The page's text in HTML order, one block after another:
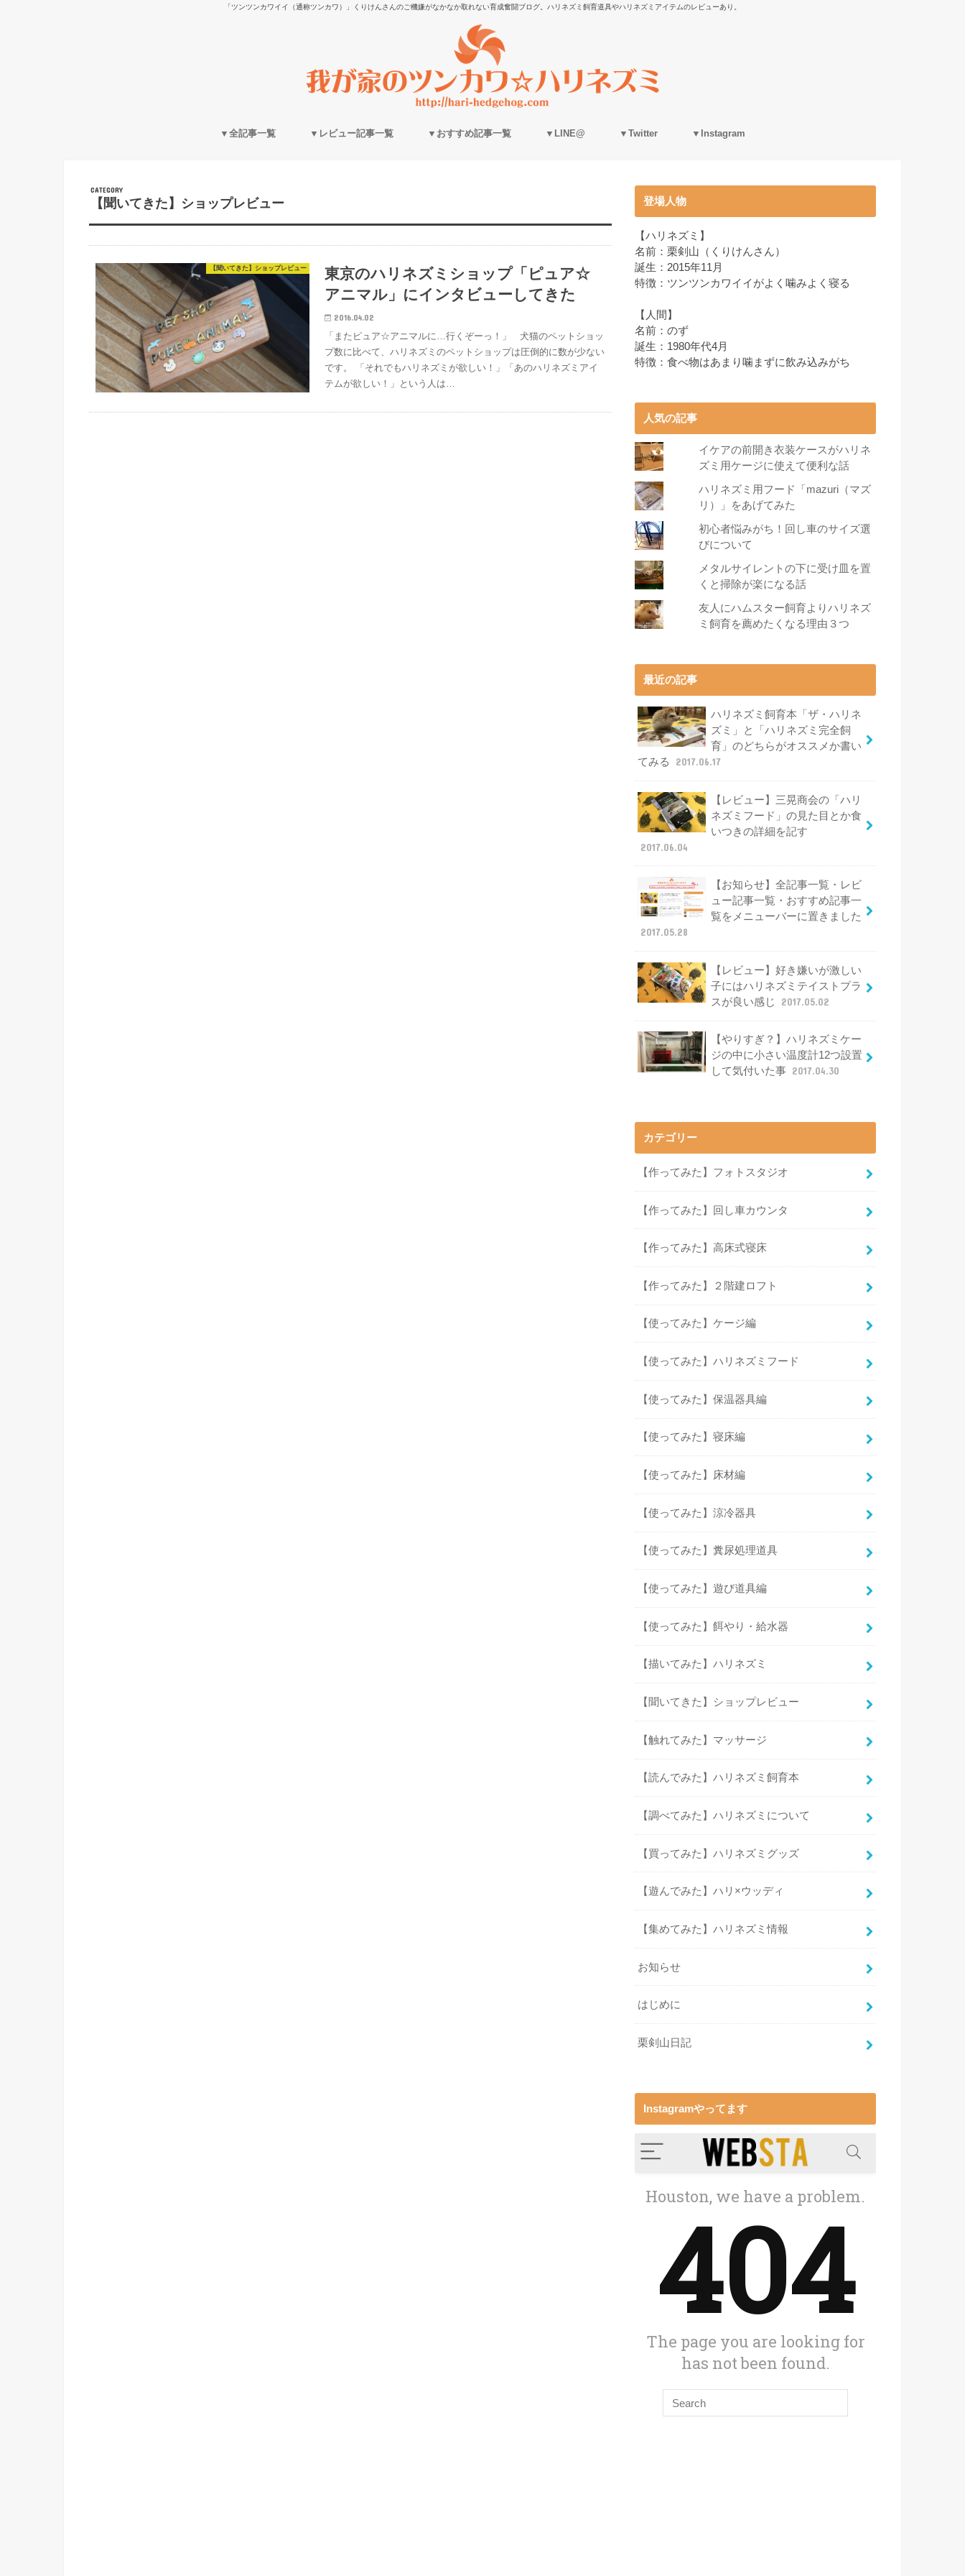
「ツンツンカワイイ（通称ツンカワ）」くりけんさんのご機嫌がなかなか取れない育成奮闘ブログ。ハリネズミ飼育道具やハリネズミアイテムのレビューあり。
▼全記事一覧 ▼レビュー記事一覧 ▼おすすめ記事一覧 ▼LINE@ ▼Twitter ▼Instagram
CATEGORY
【聞いてきた】ショップレビュー
【聞いてきた】ショップレビュー
東京のハリネズミショップ「ピュア☆
アニマル」にインタビューしてきた
2016.04.02
「またピュア☆アニマルに…行くぞーっ！」 犬猫のペットショッ
プ数に比べて、ハリネズミのペットショップは圧倒的に数が少ない
です。 「それでもハリネズミが欲しい！」「あのハリネズミアイ
テムが欲しい！」という人は…
登場人物
【ハリネズミ】
名前：栗剣山（くりけんさん）
誕生：2015年11月
特徴：ツンツンカワイイがよく噛みよく寝る
【人間】
名前：のず
誕生：1980年代4月
特徴：食べ物はあまり噛まずに飲み込みがち
人気の記事
イケアの前開き衣装ケースがハリネ
ズミ用ケージに使えて便利な話
ハリネズミ用フード「mazuri（マズ
リ）」をあげてみた
初心者悩みがち！回し車のサイズ選
びについて
メタルサイレントの下に受け皿を置
くと掃除が楽になる話
友人にハムスター飼育よりハリネズ
ミ飼育を薦めたくなる理由３つ
最近の記事
ハリネズミ飼育本「ザ・ハリネ
ズミ」と「ハリネズミ完全飼
育」のどちらがオススメか書い
てみる
2017.06.17
【レビュー】三晃商会の「ハリ
ネズミフード」の見た目とか食
いつきの詳細を記す
2017.06.04
【お知らせ】全記事一覧・レビ
ュー記事一覧・おすすめ記事一
覧をメニューバーに置きました
2017.05.28
【レビュー】好き嫌いが激しい
子にはハリネズミテイストプラ
スが良い感じ
2017.05.02
【やりすぎ？】ハリネズミケー
ジの中に小さい温度計12つ設置
して気付いた事 2017.04.30
カテゴリー
【作ってみた】フォトスタジオ
【作ってみた】回し車カウンタ
【作ってみた】高床式寝床
【作ってみた】２階建ロフト
【使ってみた】ケージ編
【使ってみた】ハリネズミフード
【使ってみた】保温器具編
【使ってみた】寝床編
【使ってみた】床材編
【使ってみた】涼冷器具
【使ってみた】糞尿処理道具
【使ってみた】遊び道具編
【使ってみた】餌やり・給水器
【描いてみた】ハリネズミ
【聞いてきた】ショップレビュー
【触れてみた】マッサージ
【読んでみた】ハリネズミ飼育本
【調べてみた】ハリネズミについて
【買ってみた】ハリネズミグッズ
【遊んでみた】ハリ×ウッディ
【集めてみた】ハリネズミ情報
お知らせ
はじめに
栗剣山日記
Instagramやってます